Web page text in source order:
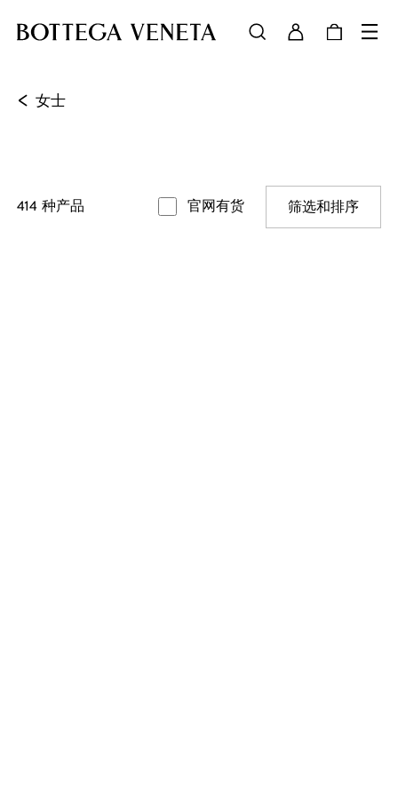
< 女士
414 种产品 官网有货 筛选和排序